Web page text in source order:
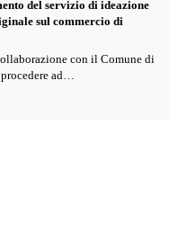
del servizio di ideazione
sul commercio di
con il Comune di
ad…